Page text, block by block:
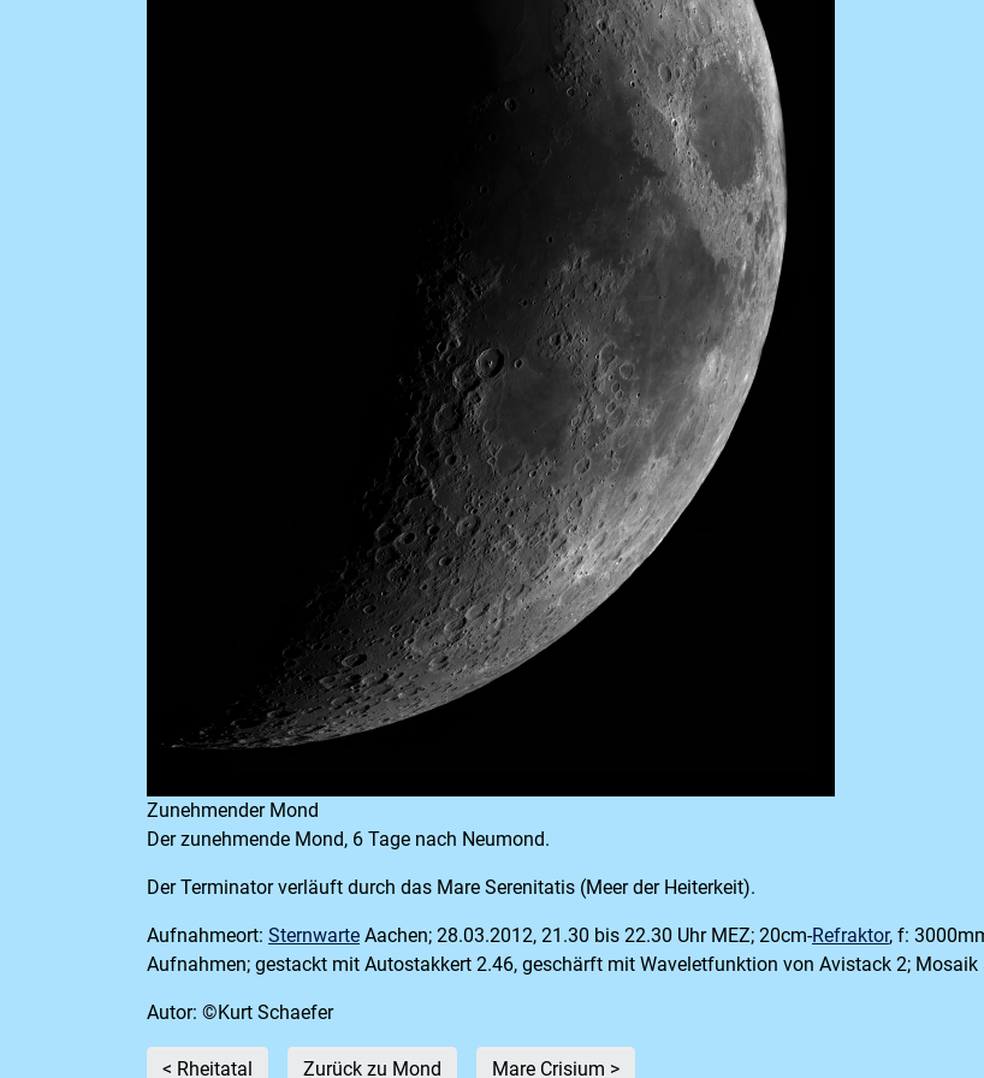
Zunehmender Mond
Der zunehmende Mond, 6 Tage nach Neumond.
Der Terminator verläuft durch das Mare Serenitatis (Meer der Heiterkeit).
Aufnahmeort: Sternwarte Aachen; 28.03.2012, 21.30 bis 22.30 Uhr MEZ; 20cm-Refraktor, f:
Aufnahmen; gestackt mit Autostakkert 2.46, geschärft mit Waveletfunktion von Avistack 2;
Autor: ©Kurt Schaefer
< Rheitatal Zurück zu Mond Mare Crisium >